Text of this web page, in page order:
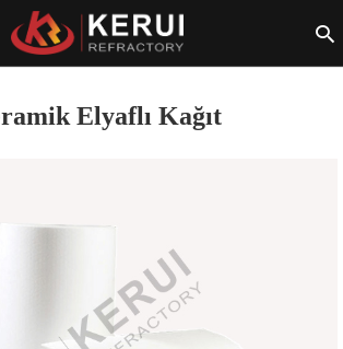
Elyaflı Kağıt